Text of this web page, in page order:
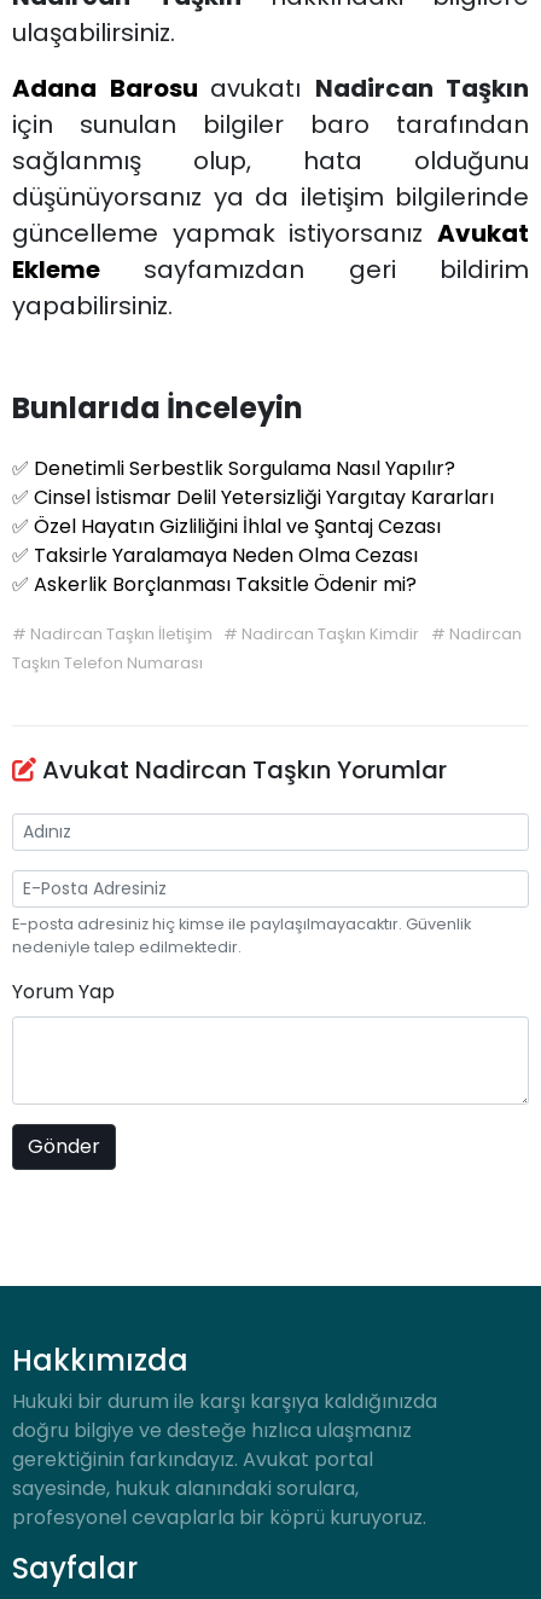
ulaşabilirsiniz.
Adana Barosu avukatı Nadircan Taşkın
için sunulan bilgiler baro tarafından
sağlanmış olup, hata olduğunu
düşünüyorsanız ya da iletişim bilgilerinde
güncelleme yapmak istiyorsanız Avukat
Ekleme sayfamızdan geri bildirim
yapabilirsiniz.
Bunlarıda İnceleyin
✅ Denetimli Serbestlik Sorgulama Nasıl Yapılır?
✅ Cinsel İstismar Delil Yetersizliği Yargıtay Kararları
✅ Özel Hayatın Gizliliğini İhlal ve Şantaj Cezası
✅ Taksirle Yaralamaya Neden Olma Cezası
✅ Askerlik Borçlanması Taksitle Ödenir mi?
# Nadircan Taşkın İletişim # Nadircan Taşkın Kimdir # Nadircan
Taşkın Telefon Numarası
Avukat Nadircan Taşkın Yorumlar
E-posta adresiniz hiç kimse ile paylaşılmayacaktır. Güvenlik
nedeniyle talep edilmektedir.
Yorum Yap
Hakkımızda
Hukuki bir durum ile karşı karşıya kaldığınızda
doğru bilgiye ve desteğe hızlıca ulaşmanız
gerektiğinin farkındayız. Avukat portal
sayesinde, hukuk alanındaki sorulara,
profesyonel cevaplarla bir köprü kuruyoruz.
Sayfalar